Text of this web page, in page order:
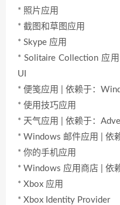
* 照片应用
* 截图和草图应用
* Skype 应用
* Solitaire Collection 应
UI
* 便笺应用 | 依赖于：
* 使用技巧应用
* 天气应用 | 依赖于：
* Windows 邮件应用 | 依
* 你的手机应用
* Windows 应用商店 | 依
* Xbox 应用
* Xbox Identity Provider